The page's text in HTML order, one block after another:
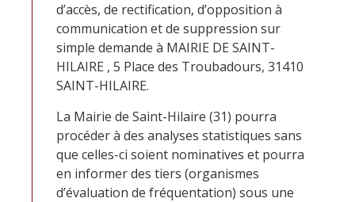
d’accès, de rectification, d’opposition à
communication et de suppression sur
simple demande à MAIRIE DE SAINT-
HILAIRE , 5 Place des Troubadours, 31410
SAINT-HILAIRE.
La Mairie de Saint-Hilaire (31) pourra
procéder à des analyses statistiques sans
que celles-ci soient nominatives et pourra
en informer des tiers (organismes
d’évaluation de fréquentation) sous une